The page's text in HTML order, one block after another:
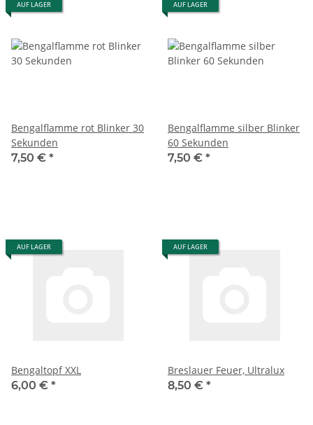
AUF LAGER
Bengalflamme rot Blinker 30
Sekunden
7,50 € *
AUF LAGER
Bengalflamme silber Blinker
60 Sekunden
7,50 € *
AUF LAGER
Bengaltopf XXL
6,00 € *
AUF LAGER
Breslauer Feuer, Ultralux
8,50 € *